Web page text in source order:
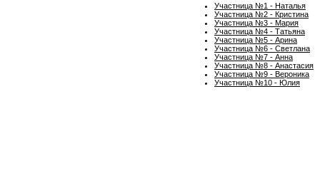
Участница №1 - Наталья
Участница №2 - Кристина
Участница №3 - Мария
Участница №4 - Татьяна
Участница №5 - Арина
Участница №6 - Светлана
Участница №7 - Анна
Участница №8 - Анастасия
Участница №9 - Вероника
Участница №10 - Юлия